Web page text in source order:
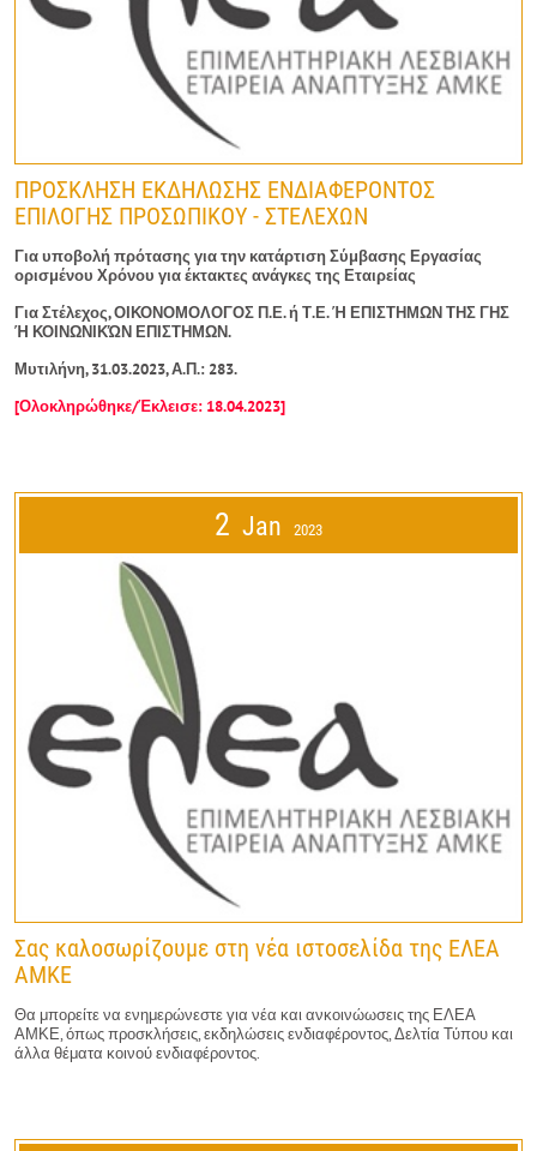
ΠΡΟΣΚΛΗΣΗ ΕΚΔΗΛΩΣΗΣ ΕΝΔΙΑΦΕΡΟΝΤΟΣ
ΕΠΙΛΟΓΗΣ ΠΡΟΣΩΠΙΚΟΥ - ΣΤΕΛΕΧΩΝ
Για υποβολή πρότασης για την κατάρτιση Σύμβασης Εργασίας
ορισμένου Χρόνου για έκτακτες ανάγκες της Εταιρείας
Για Στέλεχος, ΟΙΚΟΝΟΜΟΛΟΓΟΣ Π.Ε. ή Τ.Ε. Ή ΕΠΙΣΤΗΜΩΝ ΤΗΣ ΓΗΣ
Ή ΚΟΙΝΩΝΙΚΏΝ ΕΠΙΣΤΗΜΩΝ.
Μυτιλήνη, 31.03.2023, Α.Π.: 283.
[Ολοκληρώθηκε/Έκλεισε: 18.04.2023]
2 Jan 2023
Σας καλοσωρίζουμε στη νέα ιστοσελίδα της ΕΛΕΑ
ΑΜΚΕ
Θα μπορείτε να ενημερώνεστε για νέα και ανκοινώωσεις της ΕΛΕΑ
ΑΜΚΕ, όπως προσκλήσεις, εκδηλώσεις ενδιαφέροντος, Δελτία Τύπου και
άλλα θέματα κοινού ενδιαφέροντος.